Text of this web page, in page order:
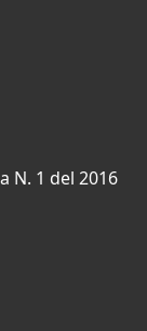
N. 1 del 2016